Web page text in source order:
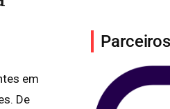
em
De
Parceiros